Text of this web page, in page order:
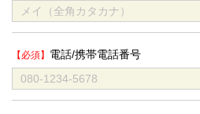
電話/携帯電話番号